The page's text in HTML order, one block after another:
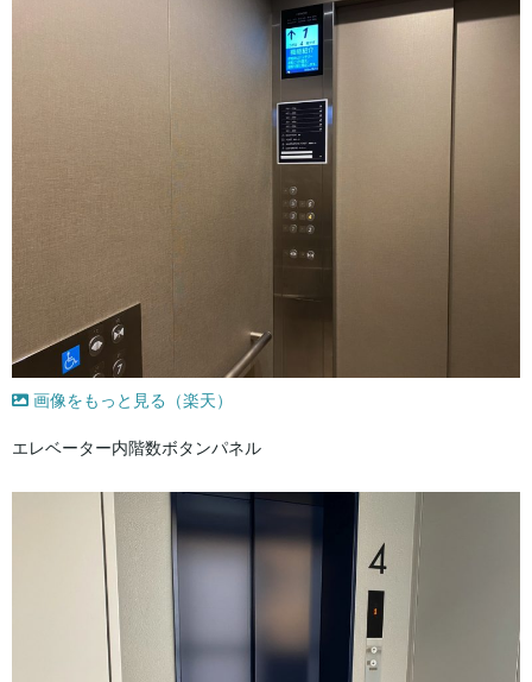
画像をもっと見る（楽天）
エレベーター内階数ボタンパネル